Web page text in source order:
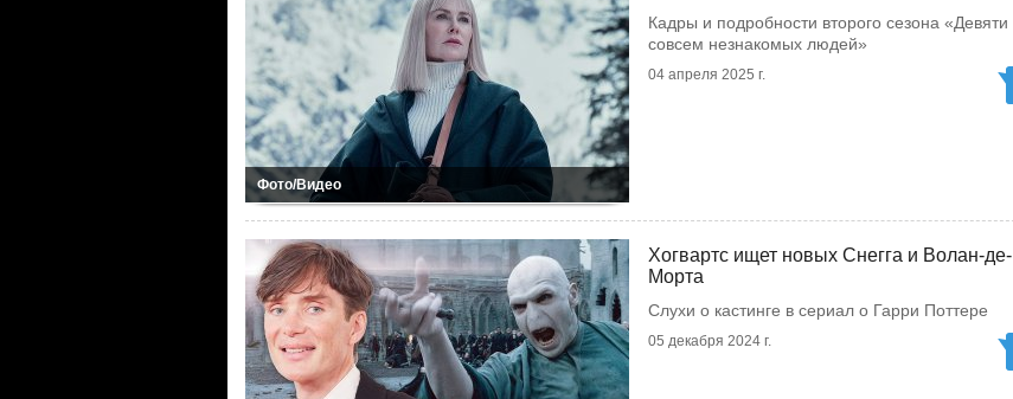
Фото/Видео
Кадры и подробности второго сезона «Девяти
совсем незнакомых людей»
04 апреля 2025 г.
Хогвартс ищет новых Снегга и Волан-де-
Морта
Слухи о кастинге в сериал о Гарри Поттере
05 декабря 2024 г.